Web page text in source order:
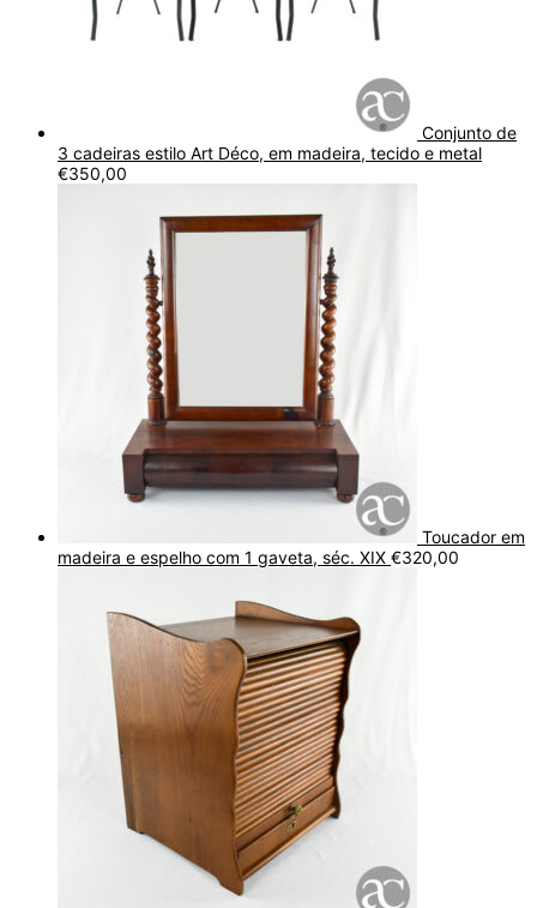
Conjunto de
3 cadeiras estilo Art Déco, em madeira, tecido e metal
€350,00
Toucador em
madeira e espelho com 1 gaveta, séc. XIX €320,00